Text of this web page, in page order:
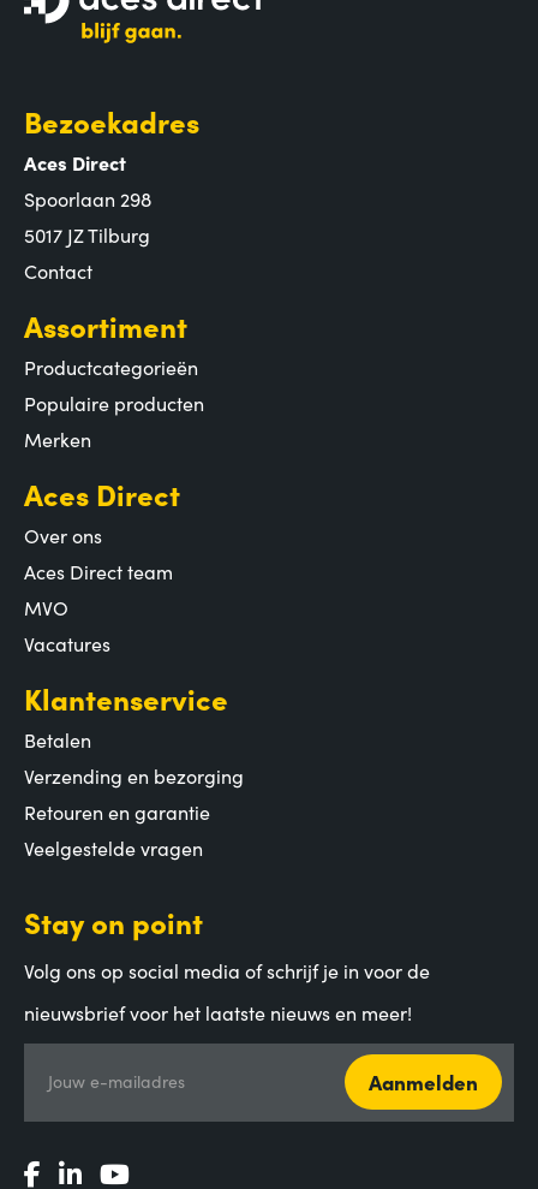
Bezoekadres
Aces Direct
Spoorlaan 298
5017 JZ Tilburg
Contact
Assortiment
Productcategorieën
Populaire producten
Merken
Aces Direct
Over ons
Aces Direct team
MVO
Vacatures
Klantenservice
Betalen
Verzending en bezorging
Retouren en garantie
Veelgestelde vragen
Stay on point
Volg ons op social media of schrijf je in voor de
nieuwsbrief voor het laatste nieuws en meer!
Jouw e-mailadres Aanmelden